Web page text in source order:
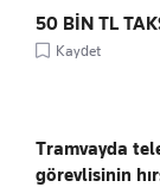
50 BİN TL
Kaydet
Tramvayda
görevlisinin